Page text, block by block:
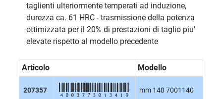
taglienti ulteriormente temperati ad induzione,
durezza ca. 61 HRC - trasmissione della potenza
ottimizzata per il 20% di prestazioni di taglio piu'
elevate rispetto al modello precedente
Articolo Modello
207357 4003773013419 mm 140 7001140